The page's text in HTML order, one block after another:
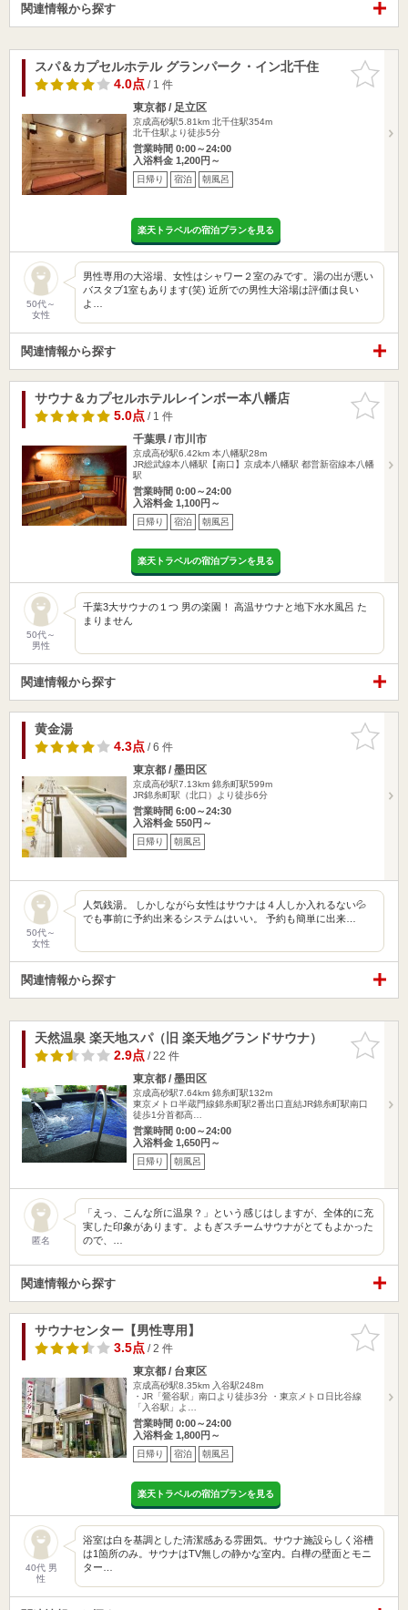
関連情報から探す
お気に入
りに追加
スパ＆カプセルホテル グランパーク・イン北千住
4.0点/ 1 件
東京都 / 足立区
京成高砂駅5.81km 北千住駅354m
北千住駅より徒歩5分
営業時間 0:00～24:00
入浴料金 1,200円～
日帰り 宿泊 朝風呂
楽天トラベルの宿泊プランを見る
50代～
女性
男性専用の大浴場、女性はシャワー２室のみです。湯の出が悪い
バスタブ1室もあります(笑) 近所での男性大浴場は評価は良い
よ…
関連情報から探す
お気に入
りに追加
サウナ＆カプセルホテルレインボー本八幡店
5.0点/ 1 件
千葉県 / 市川市
京成高砂駅6.42km 本八幡駅28m
JR総武線本八幡駅【南口】京成本八幡駅 都営新宿線本八幡
駅
営業時間 0:00～24:00
入浴料金 1,100円～
日帰り 宿泊 朝風呂
楽天トラベルの宿泊プランを見る
50代～
男性
千葉3大サウナの１つ 男の楽園！ 高温サウナと地下水水風呂 た
まりません
関連情報から探す
お気に入
りに追加
黄金湯
4.3点/ 6 件
東京都 / 墨田区
京成高砂駅7.13km 錦糸町駅599m
JR錦糸町駅（北口）より徒歩6分
営業時間 6:00～24:30
入浴料金 550円～
日帰り 朝風呂
50代～
女性
人気銭湯。 しかしながら女性はサウナは４人しか入れるない💦
でも事前に予約出来るシステムはいい。 予約も簡単に出来…
関連情報から探す
お気に入
りに追加
天然温泉 楽天地スパ（旧 楽天地グランドサウナ）
2.9点/ 22 件
東京都 / 墨田区
京成高砂駅7.64km 錦糸町駅132m
東京メトロ半蔵門線錦糸町駅2番出口直結JR錦糸町駅南口
徒歩1分首都高…
営業時間 0:00～24:00
入浴料金 1,650円～
日帰り 朝風呂
匿名
「えっ、こんな所に温泉？」という感じはしますが、全体的に充
実した印象があります。よもぎスチームサウナがとてもよかった
ので、…
関連情報から探す
お気に入
りに追加
サウナセンター【男性専用】
3.5点/ 2 件
東京都 / 台東区
京成高砂駅8.35km 入谷駅248m
・JR「鶯谷駅」南口より徒歩3分 ・東京メトロ日比谷線
「入谷駅」よ…
営業時間 0:00～24:00
入浴料金 1,800円～
日帰り 宿泊 朝風呂
楽天トラベルの宿泊プランを見る
40代 男
性
浴室は白を基調とした清潔感ある雰囲気。サウナ施設らしく浴槽
は1箇所のみ。サウナはTV無しの静かな室内。白樺の壁面とモニ
ター…